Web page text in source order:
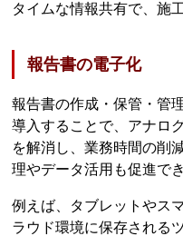
タイムな情報共有で、施
報告書の電子化
報告書の作成・保管・管
導入することで、アナロ
を解消し、業務時間の削
理やデータ活用も促進で
例えば、タブレットやス
ラウド環境に保存される